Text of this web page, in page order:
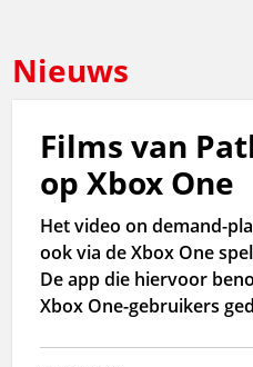
Nieuws
Films van
op Xbox One
Het video on demand-
ook via de Xbox One
De app die hiervoor
Xbox One-gebruikers